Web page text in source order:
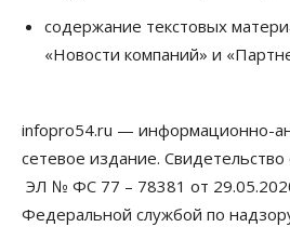
Россия построит в Киргизии
30 гектаров, 15 тысяч
рублей
Общество
Новосибирским
адаптироваться к учебе через
06 Августа 2026, 18:00
содержание текстовых
«Новости компаний» и
infopro54.ru — информационно-
сетевое издание.
ЭЛ № ФС 77 – 78381 от
Федеральной службой по